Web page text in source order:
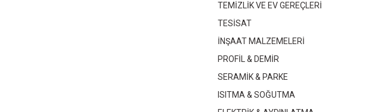
KINETEXKÜÇÜK TABLALI TEKER KTX-3041
TEMİZLİK VE EV GEREÇLERİ
TESİSAT
İNŞAAT MALZEMELERİ
PROFİL & DEMİR
SERAMİK & PARKE
ISITMA & SOĞUTMA